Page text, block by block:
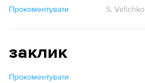
Прокоментувати S. Velichko
заклик
Прокоментувати